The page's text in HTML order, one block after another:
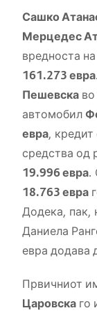
Сашко
Мерцедес
вредноста
161.273 евра
Пешевска
автомобил
евра, кредит
средства од
19.996 евра.
18.763 евра
Додека, пак,
Даниела
евра додава
Првичниот
Царовска го